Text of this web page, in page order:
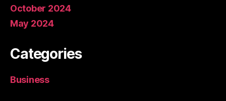
October 2024
May 2024
Categories
Business